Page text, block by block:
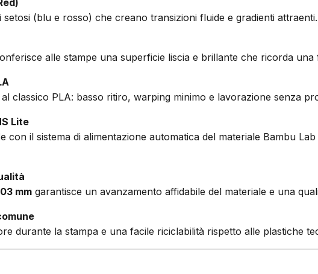
(blu e rosso) che creano transizioni fluide e gradienti attraenti.
alle stampe una superficie liscia e brillante che ricorda
classico PLA: basso ritiro, warping minimo e lavorazione senza
Lite
con il sistema di alimentazione automatica del materiale Bambu
mm garantisce un avanzamento affidabile del materiale e una
durante la stampa e una facile riciclabilità rispetto alle plastiche